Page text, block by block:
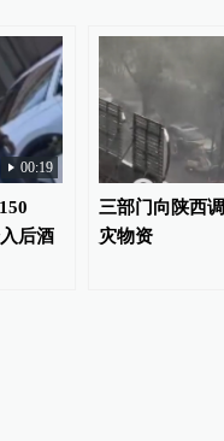
00:19
后酒
三部门向陕西
灾物资